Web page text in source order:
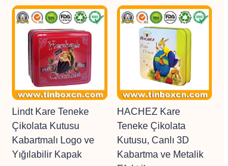
Lindt Kare Teneke
Çikolata Kutusu
Kabartmalı Logo ve
Yığılabilir Kapak
HACHEZ Kare
Teneke Çikolata
Kutusu, Canlı 3D
Kabartma ve Metalik